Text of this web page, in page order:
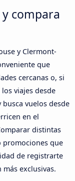
compara
y Clermont-
que
cercanas o, si
viajes desde
busca vuelos desde
en el
distintas
que
de registrarte
exclusivas.